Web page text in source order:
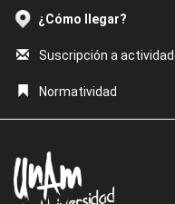
¿Cómo llegar?
Suscripción a
Normatividad